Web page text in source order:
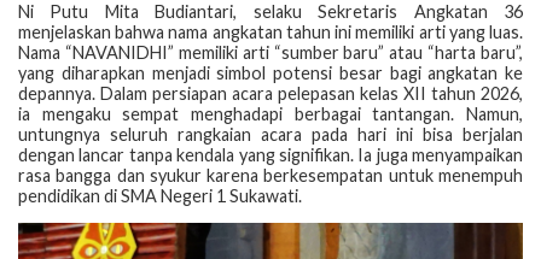
‎Ni Putu Mita Budiantari, selaku Sekretaris Angkatan 36
menjelaskan bahwa nama angkatan tahun ini memiliki arti yang luas.
Nama “NAVANIDHI” memiliki arti “sumber baru” atau “harta baru”,
yang diharapkan menjadi simbol potensi besar bagi angkatan ke
depannya. Dalam persiapan acara pelepasan kelas XII tahun 2026,
ia mengaku sempat menghadapi berbagai tantangan. Namun,
untungnya seluruh rangkaian acara pada hari ini bisa berjalan
dengan lancar tanpa kendala yang signifikan. Ia juga menyampaikan
rasa bangga dan syukur karena berkesempatan untuk menempuh
pendidikan di SMA Negeri 1 Sukawati.